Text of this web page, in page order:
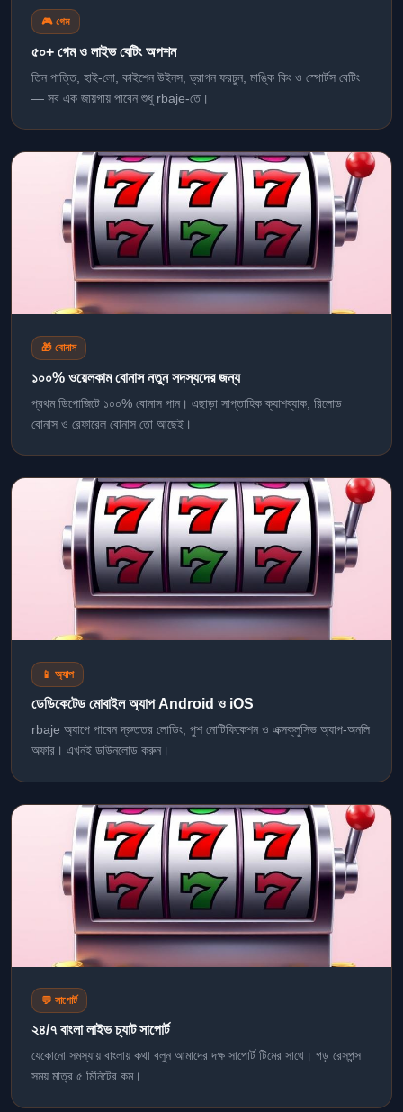
🎮 গেম
৫০+ গেম ও লাইভ বেটিং অপশন
তিন পাত্তি, হাই-লো, কাইশেন উইনস, ড্রাগন ফরচুন, মাঙ্কি কিং ও স্পোর্টস বেটিং
— সব এক জায়গায় পাবেন শুধু rbaje-তে।
🎁 বোনাস
১০০% ওয়েলকাম বোনাস নতুন সদস্যদের জন্য
প্রথম ডিপোজিটে ১০০% বোনাস পান। এছাড়া সাপ্তাহিক ক্যাশব্যাক, রিলোড
বোনাস ও রেফারেল বোনাস তো আছেই।
📱 অ্যাপ
ডেডিকেটেড মোবাইল অ্যাপ Android ও iOS
rbaje অ্যাপে পাবেন দ্রুততর লোডিং, পুশ নোটিফিকেশন ও এক্সক্লুসিভ অ্যাপ-অনলি
অফার। এখনই ডাউনলোড করুন।
💬 সাপোর্ট
২৪/৭ বাংলা লাইভ চ্যাট সাপোর্ট
যেকোনো সমস্যায় বাংলায় কথা বলুন আমাদের দক্ষ সাপোর্ট টিমের সাথে। গড় রেসপন্স
সময় মাত্র ৫ মিনিটের কম।